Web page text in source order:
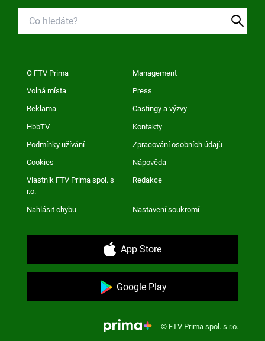
O FTV Prima Management
Volná místa Press
Reklama Castingy a výzvy
HbbTV Kontakty
Podmínky užívání Zpracování osobních údajů
Cookies Nápověda
Vlastník FTV Prima spol. s
r.o.
Redakce
Nahlásit chybu Nastavení soukromí
App Store
Google Play
© FTV Prima spol. s r.o.